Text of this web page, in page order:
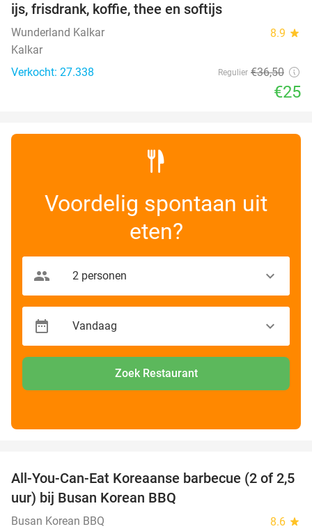
ijs, frisdrank, koffie, thee en softijs
Wunderland Kalkar 8.9 star
Kalkar
Verkocht: 27.338
Regulier €36,50
€25
Voordelig spontaan uit
eten?
Zoek Restaurant
30%
All-You-Can-Eat Koreaanse barbecue (2 of 2,5
uur) bij Busan Korean BBQ
Busan Korean BBQ 8.6 star